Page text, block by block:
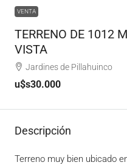
VENTA
TERRENO DE 1012
VISTA
Jardines de Pillahuinco
u$s30.000
Descripción
Terreno muy bien ubicado